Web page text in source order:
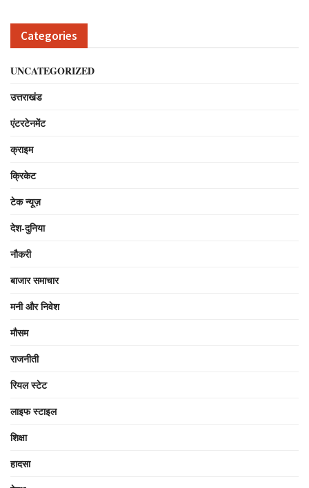
Categories
UNCATEGORIZED
उत्तराखंड
एंटरटेनमेंट
क्राइम
क्रिकेट
टेक न्यूज़
देश-दुनिया
नौकरी
बाजार समाचार
मनी और निवेश
मौसम
राजनीती
रियल स्टेट
लाइफ स्टाइल
शिक्षा
हादसा